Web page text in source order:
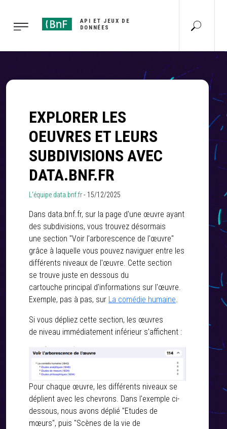
API ET JEUX DE
DONNÉES
EXPLORER LES
OEUVRES ET LEURS
SUBDIVISIONS AVEC
DATA.BNF.FR
L'équipe data.bnf.fr- 15/12/2025
Dans data.bnf.fr, sur la page d'une œuvre ayant
des subdivisions, vous trouvez désormais
une section "Voir l'arborescence de l'œuvre"
grâce à laquelle vous pouvez naviguer entre les
différents niveaux de l'œuvre. Cette section
se trouve juste en dessous du
cartouche principal d'informations sur l'œuvre.
Exemple, pas à pas, sur La comédie humaine.
Si vous dépliez cette section, les œuvres
de niveau immédiatement inférieur s'affichent :
Pour chaque œuvre, les différents niveaux se
déplient avec les chevrons. Dans l'exemple ci-
dessous, nous avons déplié "Etudes de
mœurs", puis "Scènes de la vie de